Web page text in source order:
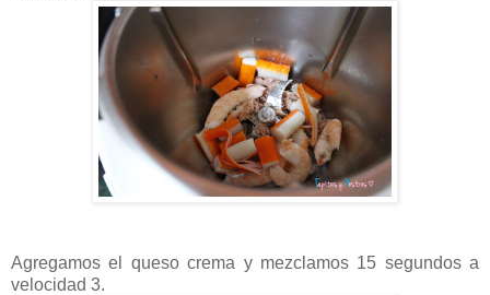
Agregamos el queso crema y mezclamos 15 segundos a
velocidad 3.